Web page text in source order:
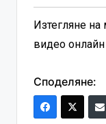
Изтегляне на
видео
Споделяне: